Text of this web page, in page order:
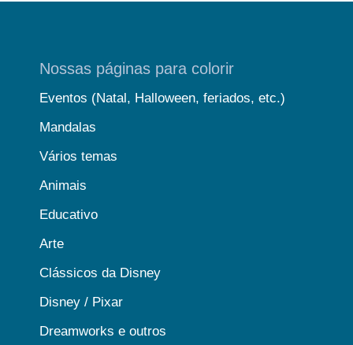
Nossas páginas para colorir
Eventos (Natal, Halloween, feriados, etc.)
Mandalas
Vários temas
Animais
Educativo
Arte
Clássicos da Disney
Disney / Pixar
Dreamworks e outros